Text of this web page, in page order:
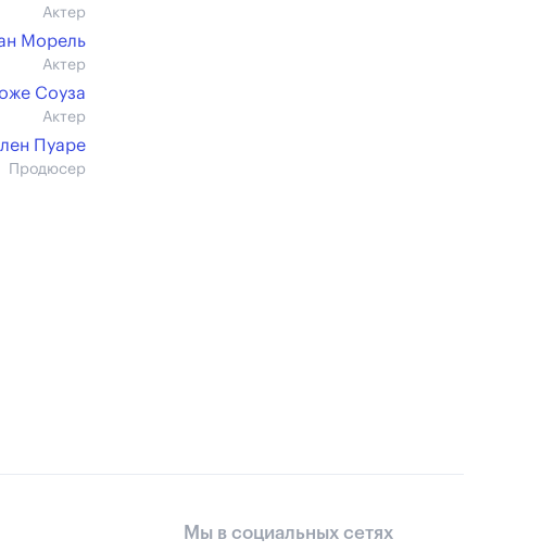
Актер
Морель
Актер
Соуза
Актер
Пуаре
Продюсер
Мы в социальных сетях